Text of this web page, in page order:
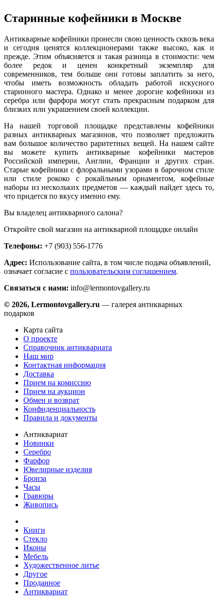
Старинные кофейники в Москве
Антикварные кофейники пронесли свою ценность сквозь века
и сегодня ценятся коллекционерами также высоко, как и
прежде. Этим объясняется и такая разница в стоимости: чем
более редок и ценен конкретный экземпляр для
современников, тем больше они готовы заплатить за него,
чтобы иметь возможность обладать работой искусного
старинного мастера. Однако и менее дорогие кофейники из
серебра или фарфора могут стать прекрасным подарком для
близких или украшением своей коллекции.
На нашей торговой площадке представлены кофейники
разных антикварных магазинов, что позволяет предложить
вам большое количество раритетных вещей. На нашем сайте
вы можете купить антикварные кофейники мастеров
Российской империи, Англии, Франции и других стран.
Старые кофейники с флоральными узорами в барочном стиле
или стиле рококо с рокайльным орнаментом, кофейные
наборы из нескольких предметов — каждый найдет здесь то,
что придется по вкусу именно ему.
Вы владелец антикварного салона?
Откройте свой магазин на антикварной площадке онлайн
Телефоны: +7 (903) 556-1776
Адрес: Использование сайта, в том числе подача объявлений,
означает согласие с пользовательским соглашением.
Связаться с нами: info@lermontovgallery.ru
© 2026, Lermontovgallery.ru — галерея антикварных
подарков
Карта сайта
О проекте
Справочник антиквариата
Наш мир
Контактная информация
Доставка
Прием на комиссию
Прием на аукцион
Обмен и возврат
Конфиденциальность
Правила и документы
Антиквариат
Новинки
Серебро
Фарфор
Ювелирные изделия
Бронза
Часы
Гравюры
Живопись
Книги
Стекло
Иконы
Мебель
Художественное литье
Другое
Проданное
Антиквариат